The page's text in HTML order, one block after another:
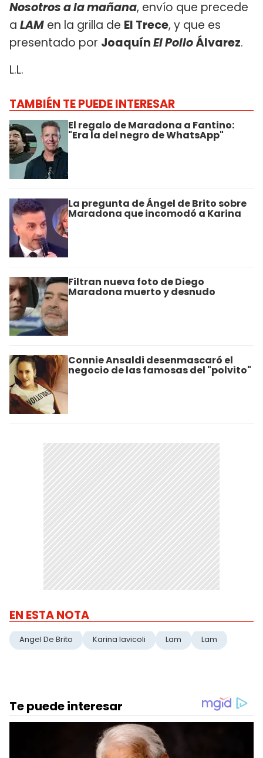
Nosotros a la mañana, envío que precede
a LAM en la grilla de El Trece, y que es
presentado por JoaquínEl PolloÁlvarez.
L.L.
TAMBIÉN TE PUEDE INTERESAR
El regalo de Maradona a Fantino:
"Era la del negro de WhatsApp"
La pregunta de Ángel de Brito sobre
Maradona que incomodó a Karina
Filtran nueva foto de Diego
Maradona muerto y desnudo
Connie Ansaldi desenmascaró el
negocio de las famosas del "polvito"
EN ESTA NOTA
Angel De Brito Karina Iavicoli Lam Lam